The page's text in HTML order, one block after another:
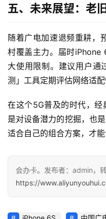
五、未来展望：老
随着广电加速退频重耕，
村覆盖主力。届时iPhone
大使用限制。建议用户通
测」工具定期评估网络适配
在这个5G普及的时代，
是对设备潜力的挖掘，也
适合自己的组合方案，才
会办卡。发布者：admin，
https://